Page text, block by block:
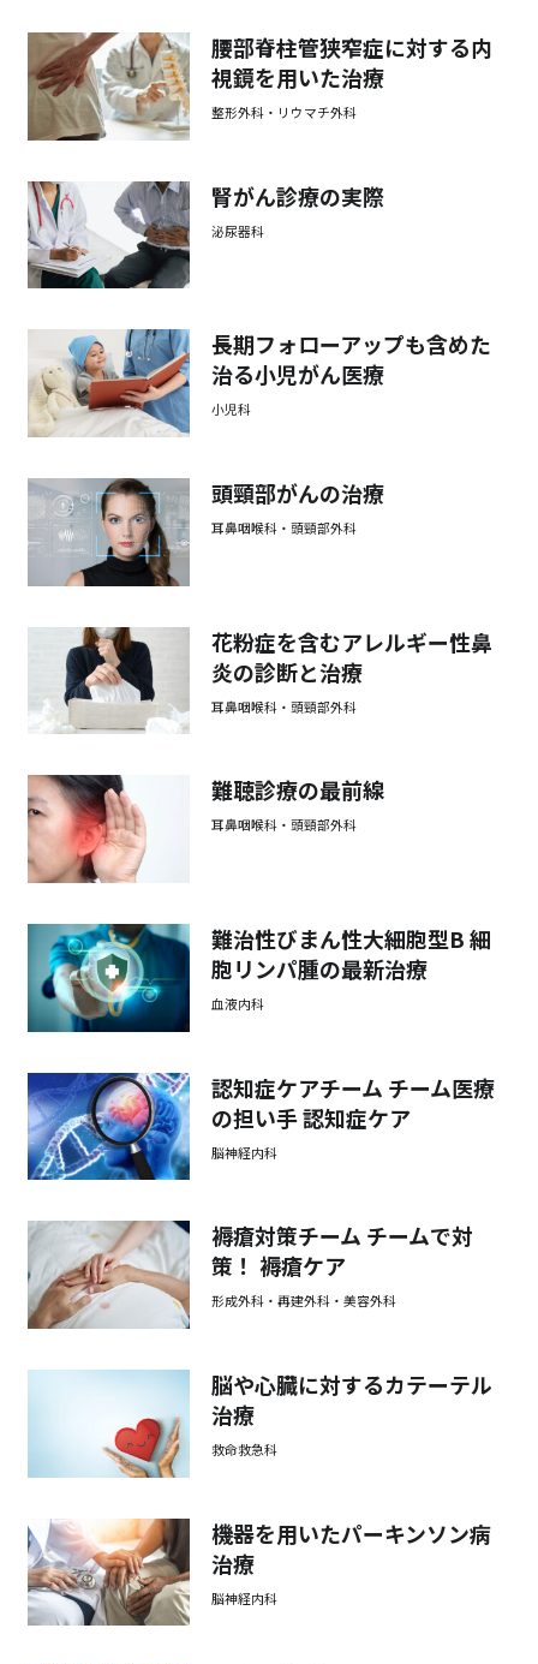
腰部脊柱管狭窄症に対する内
視鏡を用いた治療
整形外科・リウマチ外科
腎がん診療の実際
泌尿器科
長期フォローアップも含めた
治る小児がん医療
小児科
頭頸部がんの治療
耳鼻咽喉科・頭頸部外科
花粉症を含むアレルギー性鼻
炎の診断と治療
耳鼻咽喉科・頭頸部外科
難聴診療の最前線
耳鼻咽喉科・頭頸部外科
難治性びまん性大細胞型B 細
胞リンパ腫の最新治療
血液内科
認知症ケアチーム チーム医療
の担い手 認知症ケア
脳神経内科
褥瘡対策チーム チームで対
策！ 褥瘡ケア
形成外科・再建外科・美容外科
脳や心臓に対するカテーテル
治療
救命救急科
機器を用いたパーキンソン病
治療
脳神経内科